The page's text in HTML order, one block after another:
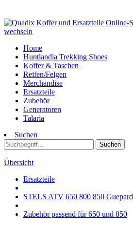
Home
Huntlandia Trekking Shoes
Koffer & Taschen
Reifen/Felgen
Merchandise
Ersatzteile
Zubehör
Generatoren
Talaria
Suchen
Suchen
Übersicht
Ersatzteile
STELS ATV 650 800 850 Guepard
Zubehör passend für 650 und 850